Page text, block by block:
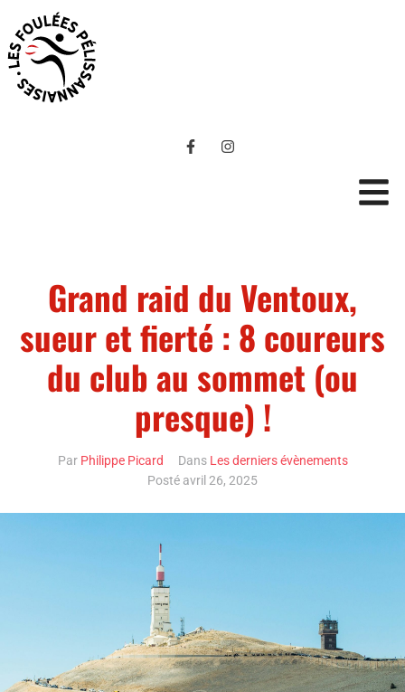
Grand raid du Ventoux,
sueur et fierté : 8 coureurs
du club au sommet (ou
presque) !
Par Philippe Picard Dans Les derniers évènements
Posté avril 26, 2025